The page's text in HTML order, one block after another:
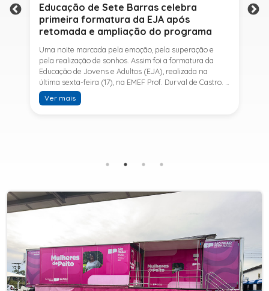
Educação de Sete Barras celebra
primeira formatura da EJA após
retomada e ampliação do programa
Uma noite marcada pela emoção, pela superação e
pela realização de sonhos. Assim foi a formatura da
Educação de Jovens e Adultos (EJA), realizada na
última sexta-feira (17), na EMEF Prof. Durval de Castro. A
cerimônia celebrou a conclusão dos estudos de 53
alunos e entrou para a história ao marcar a primeira
SESI, ampliando o acesso à educação e oferecendo uma
retomar os estudos.A última turma da Educação de
Jovens e Adultos formada pelo município foi em 2016,
oferecida em Sete Barras e, a partir de agosto de 2025,
passou por uma importante ampliação. Em parceria
com o SESI, a Prefeitura passou a disponibilizar também
o Ensino Fundamental II (6º ao 9º ano) e o Ensino
Médio, ampliando significativamente as oportunidades
para que jovens e adultos concluam sua formação.A
Ver mais